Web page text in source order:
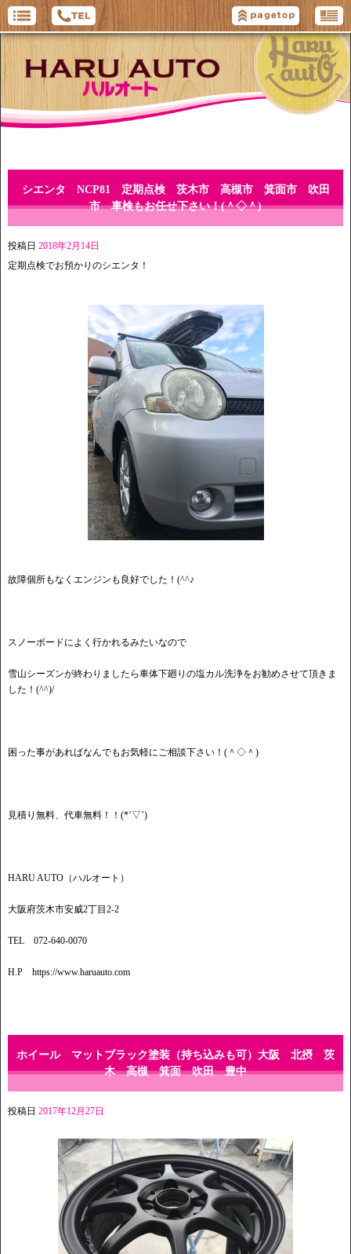
シエンタ NCP81 定期点検 茨木市 高槻市 箕面市 吹田
市 車検もお任せ下さい！(＾◇＾)
投稿日 2018年2月14日
定期点検でお預かりのシエンタ！
故障個所もなくエンジンも良好でした！(^^♪
スノーボードによく行かれるみたいなので
雪山シーズンが終わりましたら車体下廻りの塩カル洗浄をお勧めさせて頂きま
した！(^^)/
困った事があればなんでもお気軽にご相談下さい！(＾◇＾)
見積り無料、代車無料！！(*’▽’)
HARU AUTO（ハルオート）
大阪府茨木市安威2丁目2-2
TEL 072-640-0070
H.P https://www.haruauto.com
ホイール マットブラック塗装（持ち込みも可）大阪 北摂 茨
木 高槻 箕面 吹田 豊中
投稿日 2017年12月27日